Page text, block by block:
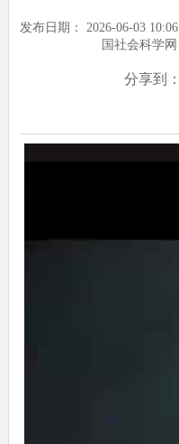
发布日期： 2026-06-03 10:06
国社会科学网
分享到：